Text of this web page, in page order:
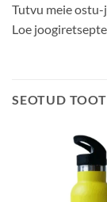
Tutvu meie
Loe joogiretsepte
SEOTUD